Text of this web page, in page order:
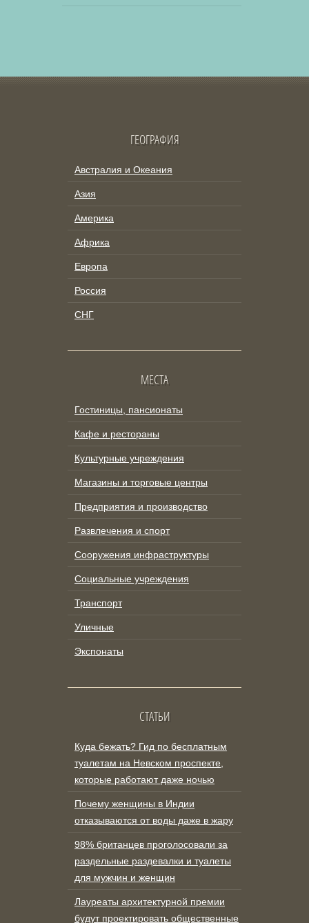
ГЕОГРАФИЯ
Австралия и Океания
Азия
Америка
Африка
Европа
Россия
СНГ
МЕСТА
Гостиницы, пансионаты
Кафе и рестораны
Культурные учреждения
Магазины и торговые центры
Предприятия и производство
Развлечения и спорт
Сооружения инфраструктуры
Социальные учреждения
Транспорт
Уличные
Экспонаты
СТАТЬИ
Куда бежать? Гид по бесплатным
туалетам на Невском проспекте,
которые работают даже ночью
Почему женщины в Индии
отказываются от воды даже в жару
98% британцев проголосовали за
раздельные раздевалки и туалеты
для мужчин и женщин
Лауреаты архитектурной премии
будут проектировать общественные